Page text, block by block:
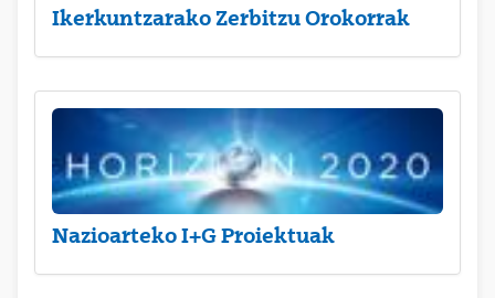
Ikerkuntzarako Zerbitzu Orokorrak
Nazioarteko I+G Proiektuak